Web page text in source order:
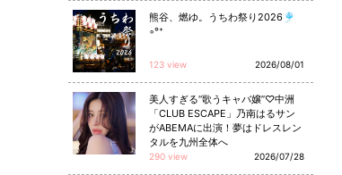
熊谷、燃ゆ。うちわ祭り2026🎐
◦°⁺
123 view 2026/08/01
美人すぎる“歌うキャバ嬢”♡中洲
「CLUB ESCAPE」乃南はるサン
がABEMAに出演！夢はドレスレン
タルを九州全体へ
290 view 2026/07/28